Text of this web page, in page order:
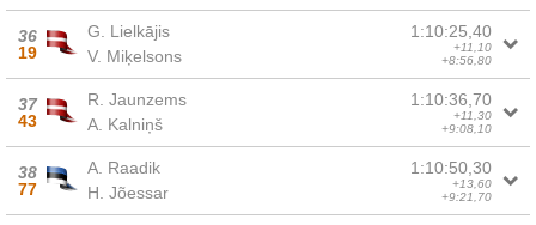
36
19
G. Lielkājis
V. Miķelsons
1:10:25,40
+11,10
+8:56,80
37
43
R. Jaunzems
A. Kalniņš
1:10:36,70
+11,30
+9:08,10
38
77
A. Raadik
H. Jõessar
1:10:50,30
+13,60
+9:21,70